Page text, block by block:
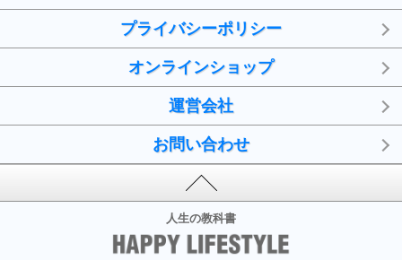
プライバシーポリシー
オンラインショップ
運営会社
お問い合わせ
人生の教科書